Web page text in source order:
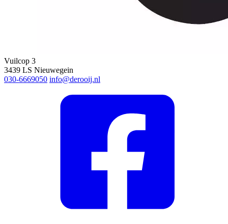
Vuilcop 3
3439 LS Nieuwegein
030-6669050 info@derooij.nl